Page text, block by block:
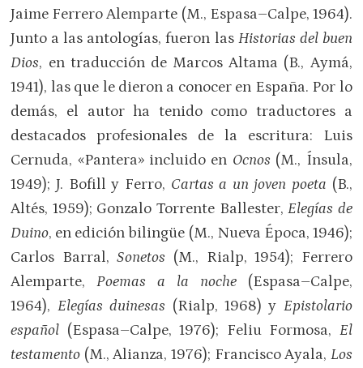
Jaime Ferrero Alemparte (M., Espasa–Calpe, 1964).
Junto a las antologías, fueron las Historias del buen
Dios, en traducción de Marcos Altama (B., Aymá,
1941), las que le dieron a conocer en España. Por lo
demás, el autor ha tenido como traductores a
destacados profesionales de la escritura: Luis
Cernuda, «Pantera» incluido en Ocnos (M., Ínsula,
1949); J. Bofill y Ferro, Cartas a un joven poeta (B.,
Altés, 1959); Gonzalo Torrente Ballester,Elegías de
Duino, en edición bilingüe (M., Nueva Época, 1946);
Carlos Barral,Sonetos (M., Rialp, 1954); Ferrero
Alemparte,Poemas a la noche (Espasa–Calpe,
1964), Elegías duinesas (Rialp, 1968) y Epistolario
español (Espasa–Calpe, 1976); Feliu Formosa, El
testamento (M., Alianza, 1976); Francisco Ayala, Los